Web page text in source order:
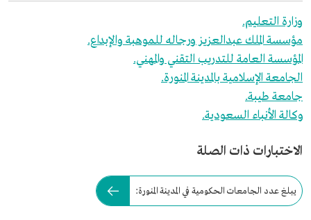
وزارة التعليم.
مؤسسة الملك عبدالعزيز ورجاله للموهبة والإبداع.
المؤسسة العامة للتدريب التقني والمهني.
الجامعة الإسلامية بالمدينة المنورة.
جامعة طيبة.
وكالة الأنباء السعودية.
الاختبارات ذات الصلة
يبلغ عدد الجامعات الحكومية في المدينة المنورة: